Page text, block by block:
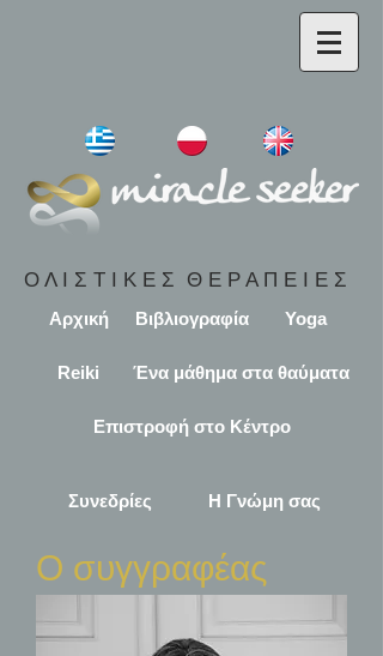
Ο Λ Ι Σ Τ Ι Κ Ε Σ Θ Ε Ρ Α Π Ε Ι Ε Σ
Αρχική Βιβλιογραφία Yoga
Reiki Ένα μάθημα στα θαύματα
Επιστροφή στο Κέντρο
Συνεδρίες Η Γνώμη σας
Ο συγγραφέας